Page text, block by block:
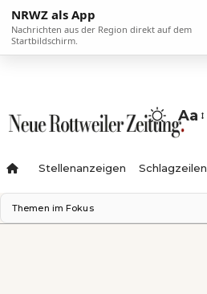
NRWZ als App
Nachrichten aus der Region direkt auf dem
Startbildschirm.
Aa
Stellenanzeigen Schlagzeilen
Themen im Fokus